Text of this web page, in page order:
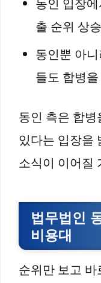
동인 입장
출 순위 상
동인뿐 아
들도 합병
동인 측은 합
있다는 입장을
소식이 이어질
법무법인
비용대
순위만 보고